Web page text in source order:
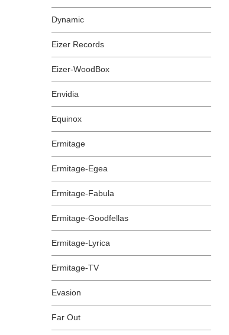
Dynamic
Eizer Records
Eizer-WoodBox
Envidia
Equinox
Ermitage
Ermitage-Egea
Ermitage-Fabula
Ermitage-Goodfellas
Ermitage-Lyrica
Ermitage-TV
Evasion
Far Out